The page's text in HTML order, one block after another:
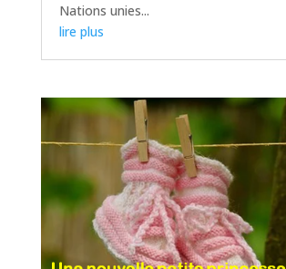
Nations unies...
lire plus